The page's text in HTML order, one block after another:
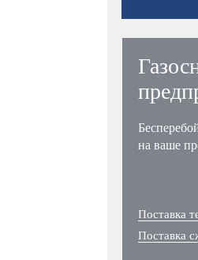
на ваше
Поставка
Поставка